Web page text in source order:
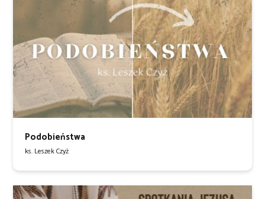
Podobieństwa
ks. Leszek Czyż